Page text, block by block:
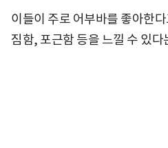
이들이 주로 어부바를 좋아한
짐함, 포근함 등을 느낄 수 있다